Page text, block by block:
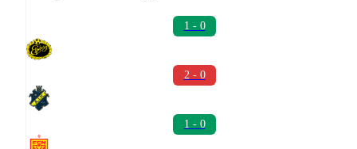
1 - 0
2 - 0
1 - 0